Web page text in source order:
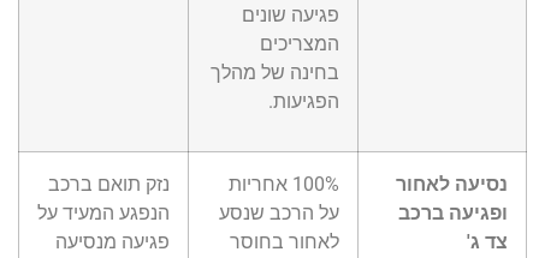
פגיעה שונים
המצריכים
בחינה של מהלך
הפגיעות.
נסיעה לאחור
ופגיעה ברכב
צד ג'
100% אחריות
על הרכב שנסע
לאחור בחוסר
נזק תואם ברכב
הנפגע המעיד על
פגיעה מנסיעה